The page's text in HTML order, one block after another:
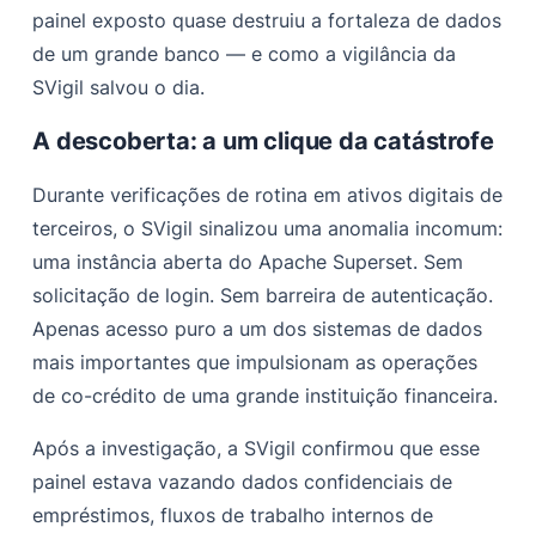
painel exposto quase destruiu a fortaleza de dados
de um grande banco — e como a vigilância da
SVigil salvou o dia.
A descoberta: a um clique da catástrofe
Durante verificações de rotina em ativos digitais de
terceiros, o SVigil sinalizou uma anomalia incomum:
uma instância aberta do Apache Superset. Sem
solicitação de login. Sem barreira de autenticação.
Apenas acesso puro a um dos sistemas de dados
mais importantes que impulsionam as operações
de co-crédito de uma grande instituição financeira.
Após a investigação, a SVigil confirmou que esse
painel estava vazando dados confidenciais de
empréstimos, fluxos de trabalho internos de